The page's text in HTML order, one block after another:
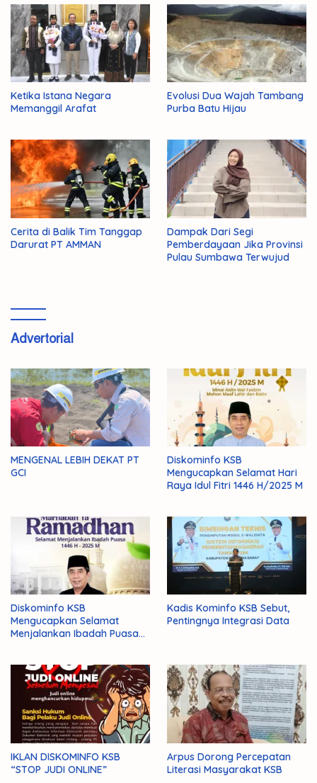
Ketika Istana Negara
Memanggil Arafat
Evolusi Dua Wajah Tambang
Purba Batu Hijau
Cerita di Balik Tim Tanggap
Darurat PT AMMAN
Dampak Dari Segi
Pemberdayaan Jika Provinsi
Pulau Sumbawa Terwujud
Advertorial
MENGENAL LEBIH DEKAT PT
GCI
Diskominfo KSB
Mengucapkan Selamat Hari
Raya Idul Fitri 1446 H/2025 M
Diskominfo KSB
Mengucapkan Selamat
Menjalankan Ibadah Puasa
Kadis Kominfo KSB Sebut,
Pentingnya Integrasi Data
IKLAN DISKOMINFO KSB
“STOP JUDI ONLINE”
Arpus Dorong Percepatan
Literasi Masyarakat KSB